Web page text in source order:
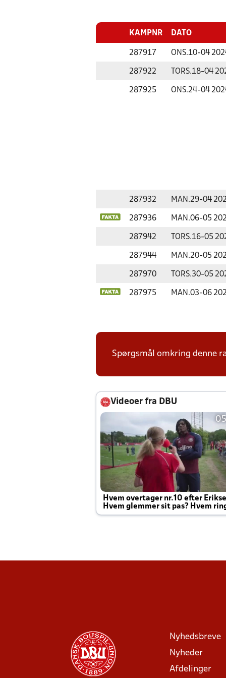
KAMPNR DATO
287917 ONS.10-04
287922 TORS.18-04
287925 ONS.24-04
287932 MAN.29-04
287936 MAN.06-05
287942 TORS.16-05
287944 MAN.20-05
287970 TORS.30-05
287975 MAN.03-06
Spørgsmål omkring denne
Videoer fra DBU
Hvem overtager nr.10 efter
Hvem glemmer sit pas? Hvem
Joachim altid til efter kampe?
Nyhedsbreve
Nyheder
Afdelinger